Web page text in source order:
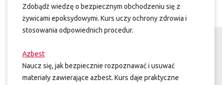
Zdobądź wiedzę o bezpiecznym obchodzeniu się z
żywicami epoksydowymi. Kurs uczy ochrony zdrowia i
stosowania odpowiednich procedur.
Azbest
Naucz się, jak bezpiecznie rozpoznawać i usuwać
materiały zawierające azbest. Kurs daje praktyczne